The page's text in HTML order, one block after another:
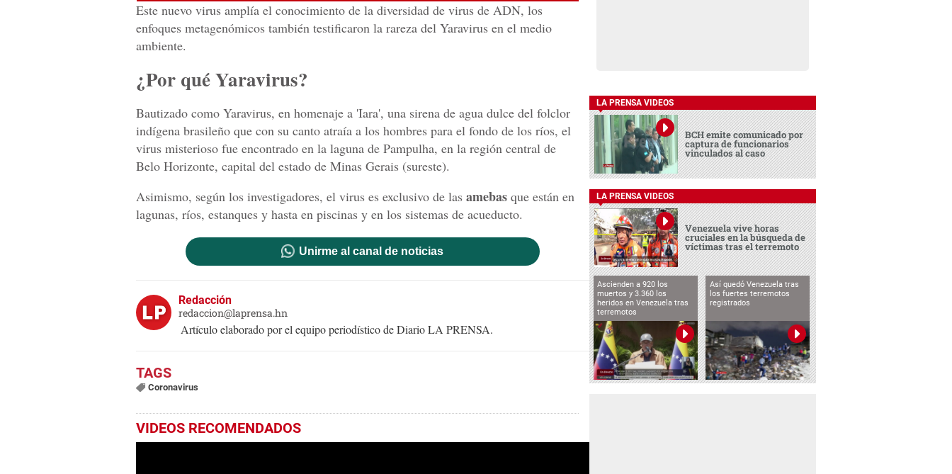
Este nuevo virus amplía el conocimiento de la diversidad de virus de ADN, los
enfoques metagenómicos también testificaron la rareza del Yaravirus en el medio
ambiente.
¿Por qué Yaravirus?
Bautizado como Yaravirus, en homenaje a 'Iara', una sirena de agua dulce del folclor
indígena brasileño que con su canto atraía a los hombres para el fondo de los ríos, el
virus misterioso fue encontrado en la laguna de Pampulha, en la región central de
Belo Horizonte, capital del estado de Minas Gerais (sureste).
Asimismo, según los investigadores, el virus es exclusivo de las amebas que están en
lagunas, ríos, estanques y hasta en piscinas y en los sistemas de acueducto.
Unirme al canal de noticias
Redacción
redaccion@laprensa.hn
Artículo elaborado por el equipo periodístico de Diario LA PRENSA.
Coronavirus
VIDEOS RECOMENDADOS
LA PRENSA VIDEOS
BCH emite comunicado por
captura de funcionarios
vinculados al caso
LA PRENSA VIDEOS
Venezuela vive horas
cruciales en la búsqueda de
víctimas tras el terremoto
Ascienden a 920 los
muertos y 3.360 los
heridos en Venezuela tras
terremotos
Así quedó Venezuela tras
los fuertes terremotos
registrados